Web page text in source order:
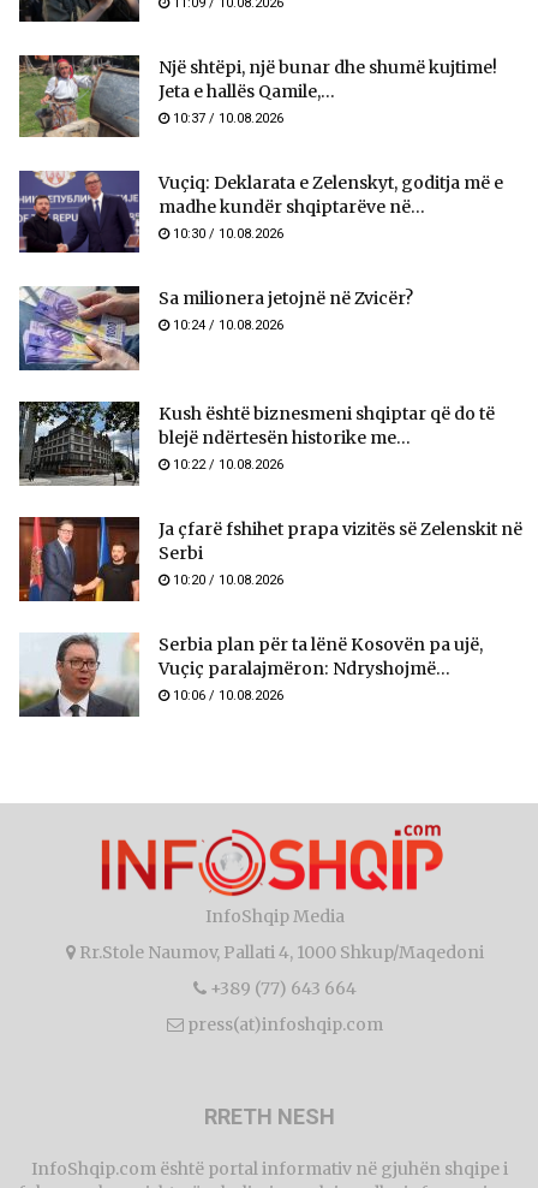
Një shtëpi, një bunar dhe shumë kujtime!
Jeta e hallës Qamile,...
10:37 / 10.08.2026
Vuçiq: Deklarata e Zelenskyt, goditja më e
madhe kundër shqiptarëve në...
10:30 / 10.08.2026
Sa milionera jetojnë në Zvicër?
10:24 / 10.08.2026
Kush është biznesmeni shqiptar që do të
blejë ndërtesën historike me...
10:22 / 10.08.2026
Ja çfarë fshihet prapa vizitës së Zelenskit në
Serbi
10:20 / 10.08.2026
Serbia plan për ta lënë Kosovën pa ujë,
Vuçiç paralajmëron: Ndryshojmë...
10:06 / 10.08.2026
InfoShqip Media
Rr.Stole Naumov, Pallati 4, 1000 Shkup/Maqedoni
+389 (77) 643 664
press(at)infoshqip.com
RRETH NESH
InfoShqip.com është portal informativ në gjuhën shqipe i